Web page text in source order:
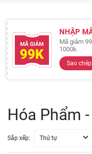
NHẬP
Mã giảm
1000k.
Sao
Hóa Phẩm
Sắp xếp: Thứ tự